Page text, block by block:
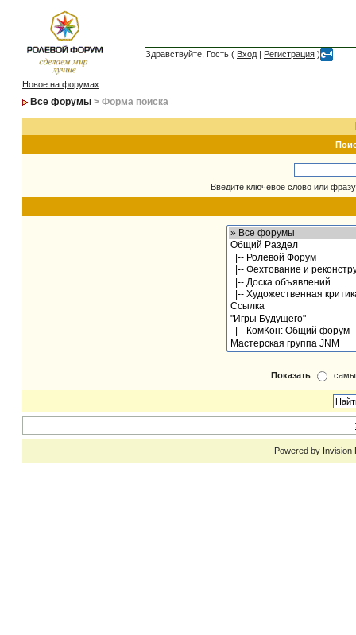
Здравствуйте, Гость ( Вход | Регистрация )
Новое на форумах
Все форумы > Форма поиска
Введите ключевое слово или
Показать
Powered by Invision